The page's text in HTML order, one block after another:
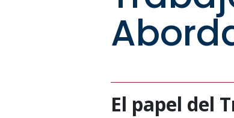
El papel del